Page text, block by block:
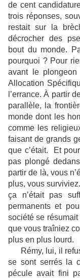
de cent
trois réponses,
restait sur la
décrocher des
bout du monde.
pourquoi ? Pour
avant le
Allocation
l’errance. À partir
parallèle, la
monde dont les
comme les
faisant de grands
que c’était. Et
pas plongé
partir de là, vous
plus, vous
ça n’était pas
permanents et
société se
que vous traîniez
plus en plus lourd.
Rémy, lui, il
se sont serrés la
pécule avait fini